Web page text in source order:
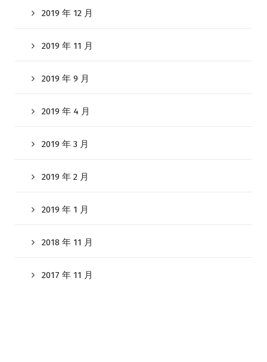
2019 年 12 月
2019 年 11 月
2019 年 9 月
2019 年 4 月
2019 年 3 月
2019 年 2 月
2019 年 1 月
2018 年 11 月
2017 年 11 月